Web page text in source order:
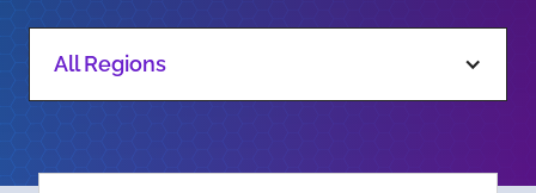
All Regions